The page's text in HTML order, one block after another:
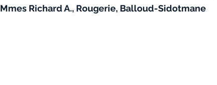
Mmes Richard A., Rougerie, Balloud-Sidotmane